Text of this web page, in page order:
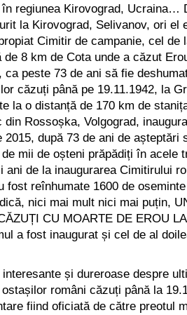
regiunea Kirovograd, Ucraina…
la Kirovograd, Selivanov, ori el
Cimitir de campanie, cel de
de 8 km de Cota unde a căzut
ca peste 73 de ani să fie
căzuți până pe 19.11.1942, la
la o distanță de 170 km de
din Rossoșka, Volgograd,
2015, după 73 de ani de așteptări
mii de oșteni prăpădiți în acele
ani de la inaugurarea Cimitirului
fost reînhumate 1600 de
nici mai mult nici mai puțin,
CU MOARTE DE EROU
a fost inaugurat și cel de al
și dureroase despre
români căzuți până la
fiind oficiată de către preotul